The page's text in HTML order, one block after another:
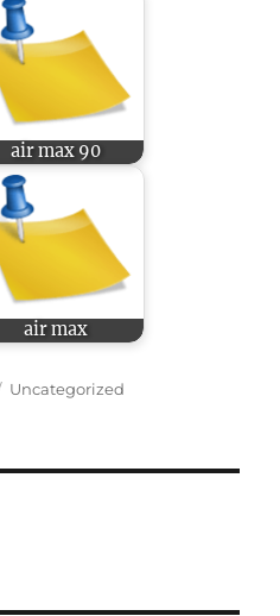
air max 90
air max
Categories
Uncategorized